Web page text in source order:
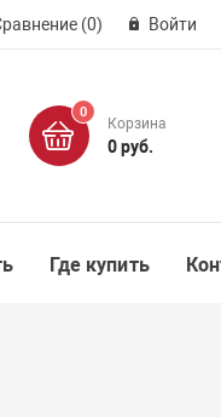
(0) Войти
0
Корзина
0 руб.
Где купить